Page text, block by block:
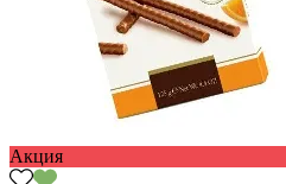
Акция